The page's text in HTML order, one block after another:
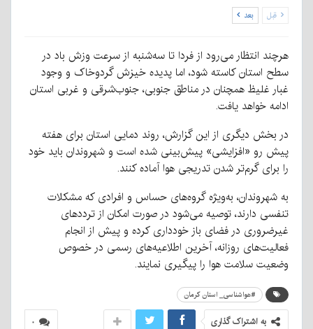
قبل بعد
هرچند انتظار می‌رود از فردا تا سه‌شنبه از سرعت وزش باد در
سطح استان کاسته شود، اما پدیده خیزش گردوخاک و وجود
غبار غلیظ همچنان در مناطق جنوبی، جنوب‌شرقی و غربی استان
ادامه خواهد یافت.
در بخش دیگری از این گزارش، روند دمایی استان برای هفته
پیش رو «افزایشی» پیش‌بینی شده است و شهروندان باید خود
را برای گرم‌تر شدن تدریجی هوا آماده کنند.
به شهروندان، به‌ویژه گروه‌های حساس و افرادی که مشکلات
تنفسی دارند، توصیه می‌شود در صورت امکان از ترددهای
غیرضروری در فضای باز خودداری کرده و پیش از انجام
فعالیت‌های روزانه، آخرین اطلاعیه‌های رسمی در خصوص
وضعیت سلامت هوا را پیگیری نمایند.
#هواشناسی_ استان کرمان
۰ به اشتراک گذاری